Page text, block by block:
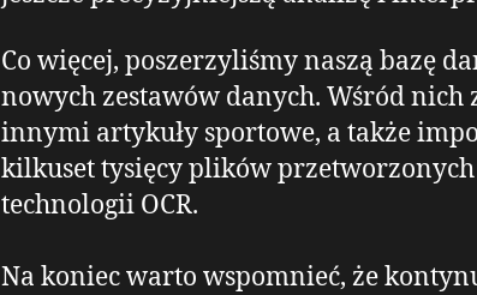
Co więcej, poszerzyliśmy naszą bazę
nowych zestawów danych. Wśród nich
innymi artykuły sportowe, a także
kilkuset tysięcy plików przetworzonych
technologii OCR.
Na koniec warto wspomnieć, że